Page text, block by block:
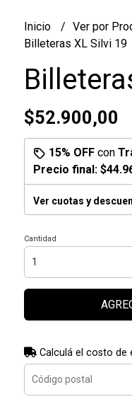
Inicio Ver por
Billeteras XL Silvi 19
$52.900,00
15% OFFcon
Precio final:
Ver cuotas y
Cantidad
Calculá el costo de